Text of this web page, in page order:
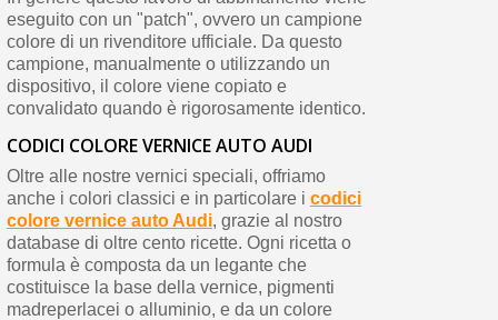
eseguito con un "patch", ovvero un campione
colore di un rivenditore ufficiale. Da questo
campione, manualmente o utilizzando un
dispositivo, il colore viene copiato e
convalidato quando è rigorosamente identico.
CODICI COLORE VERNICE AUTO AUDI
Oltre alle nostre vernici speciali, offriamo
anche i colori classici e in particolare i codici
colore vernice auto Audi, grazie al nostro
database di oltre cento ricette. Ogni ricetta o
formula è composta da un legante che
costituisce la base della vernice, pigmenti
madreperlacei o alluminio, e da un colore